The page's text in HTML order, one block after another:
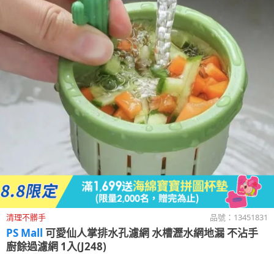
清理不髒手 品號： 13451831
PS Mall 可愛仙人掌排水孔濾網 水槽瀝水網地漏 不沾手
廚餘過濾網 1入(J248)